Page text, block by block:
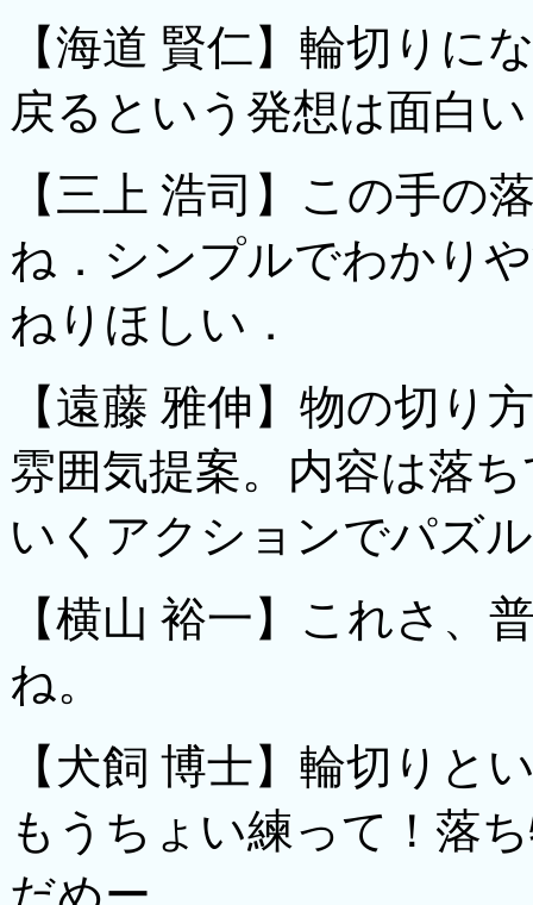
【海道 賢仁】輪切りに
戻るという発想は面白
【三上 浩司】この手の
ね．シンプルでわかり
ねりほしい．
【遠藤 雅伸】物の切り
雰囲気提案。内容は落
いくアクションでパズ
【横山 裕一】これさ、
ね。
【犬飼 博士】輪切りと
もうちょい練って！落